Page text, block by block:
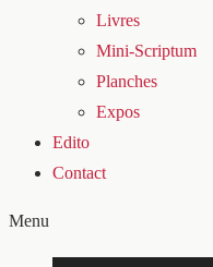
Livres
Mini-Scriptum
Planches
Expos
Edito
Contact
Menu